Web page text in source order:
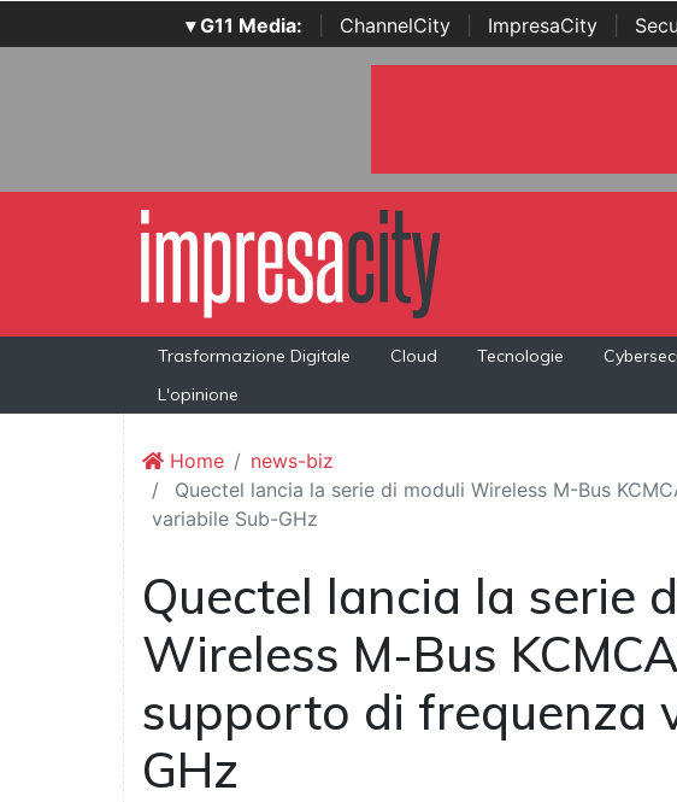
▾ G11 Media: ChannelCity ImpresaCity
Trasformazione Digitale Cloud Tecnologie
L'opinione
Home
news-biz
Quectel lancia la serie di moduli Wireless M-Bus
variabile Sub-GHz
Quectel lancia la serie
Wireless M-Bus
supporto di frequenza
GHz